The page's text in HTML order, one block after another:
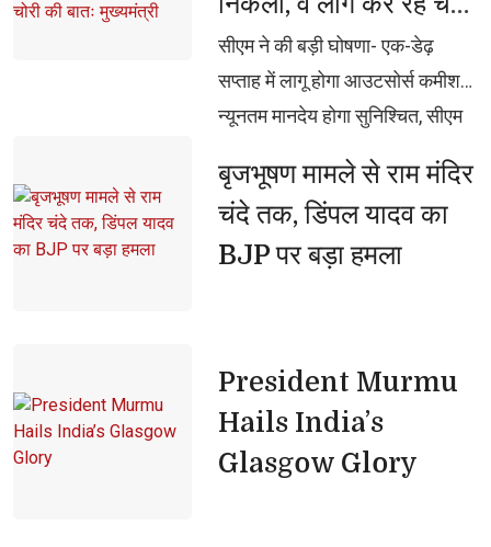
चोरी की बातः मुख्यमंत्री
सीएम ने की बड़ी घोषणा- एक-डेढ़
सप्ताह में लागू होगा आउटसोर्स कमीशन,
न्यूनतम मानदेय होगा सुनिश्चित, सीएम
विधानमंडल का मानसून सत्र प्रारंभ
होने से पहले की पत्रकारों से वार्ता
बृजभूषण मामले से राम मंदिर
चंदे तक, डिंपल यादव का
BJP पर बड़ा हमला
President Murmu
Hails India’s
Glasgow Glory